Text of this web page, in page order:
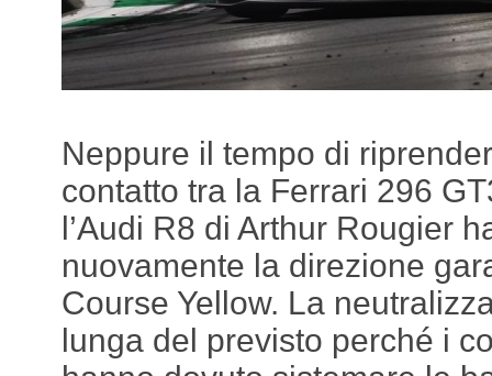
Neppure il tempo di
contatto tra la Ferrari 296
l’Audi R8 di Arthur Rougier
nuovamente la direzione
Course Yellow. La
lunga del previsto perché i